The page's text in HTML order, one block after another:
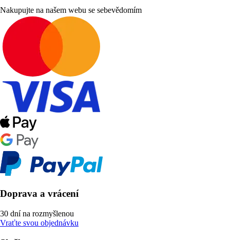
Nakupujte na našem webu se sebevědomím
Doprava a vrácení
30 dní na rozmyšlenou
Vraťte svou objednávku